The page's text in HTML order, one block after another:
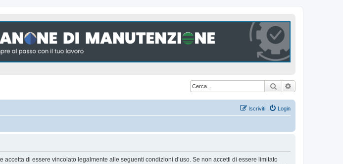
Cerca
Login
Iscriviti
accetta di essere vincolato legalmente alle seguenti condizioni d’uso. Se non accetti di essere limitato